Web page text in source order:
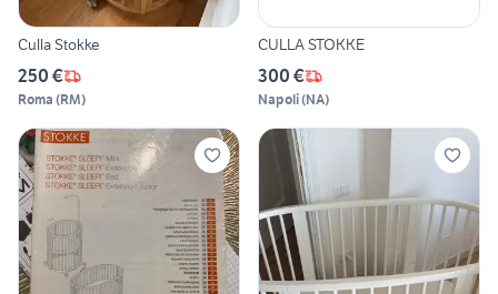
Culla Stokke
250 €
Roma (RM)
CULLA STOKKE
300 €
Napoli(NA)